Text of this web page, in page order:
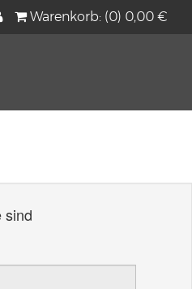
Warenkorb: (0) 0,00 €
sind